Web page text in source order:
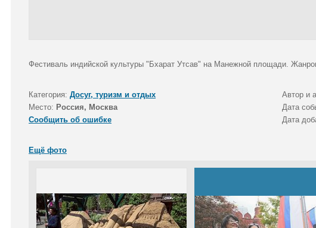
Фестиваль индийской культуры "Бхарат Утсав" на Манежной площади.
Категория: Досуг, туризм и отдых Автор и
Место: Россия, Москва Дата
Сообщить об ошибке
Дата
Ещё фото